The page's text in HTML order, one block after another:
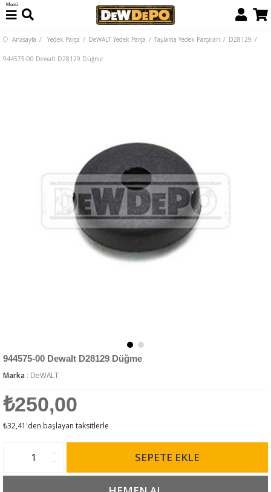
Menü
Anasayfa Yedek Parça DeWALT Yedek Parça Taşlama Yedek Parçaları D28129
944575-00 Dewalt D28129 Düğme
944575-00 Dewalt D28129 Düğme
Marka : DeWALT
₺250,00
₺32,41 'den başlayan taksitlerle